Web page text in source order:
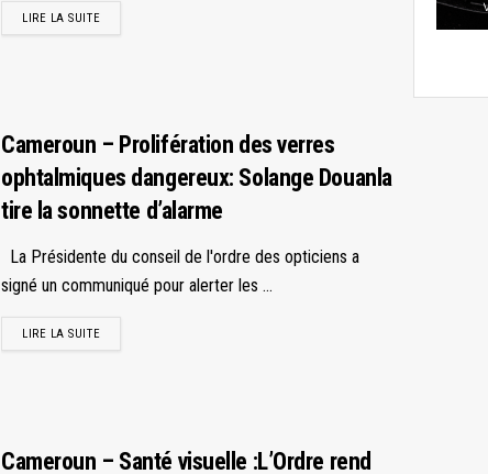
LIRE LA SUITE
Cameroun – Prolifération des verres
ophtalmiques dangereux: Solange Douanla
tire la sonnette d’alarme
La Présidente du conseil de l'ordre des opticiens a
signé un communiqué pour alerter les ...
LIRE LA SUITE
Cameroun – Santé visuelle :L’Ordre rend